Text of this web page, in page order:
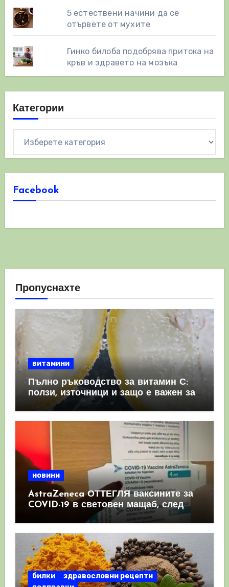
5 естествени начини да се
отървете от мухите
Гинко билоба подобрява притока на
кръв и здравето на мозъка
Категории
Facebook
Пропуснахте
витамини
Пълно ръководство за витамин С:
ползи, източници и защо е важен за
имунната система
новини
AstraZeneca ОТТЕГЛЯ ваксините за
COVID-19 в световен мащаб, след
като призна, че те причиняват
билки
здравословни рецепти